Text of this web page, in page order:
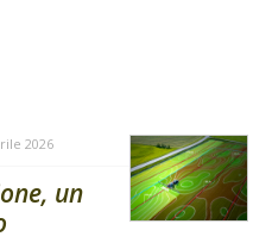
2026
un